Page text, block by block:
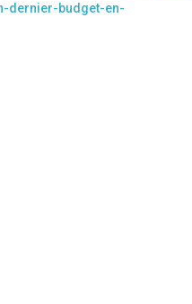
dernier-budget-en-